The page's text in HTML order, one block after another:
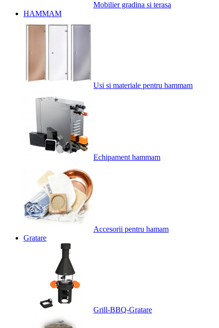
Mobilier gradina si terasa
HAMMAM
Usi si materiale pentru hammam
Echipament hammam
Accesorii pentru hamam
Gratare
Grill-BBQ-Gratare